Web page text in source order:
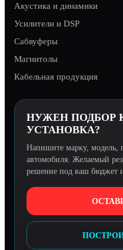
Акустика и динамики
Усилители и DSP
Сабвуферы
Магнитолы
Кабельная продукция
НУЖЕН ПОДБОР
УСТАНОВКА?
Напишите марку, модель,
автомобиля. Желаемый
решение под ваш бюджет и